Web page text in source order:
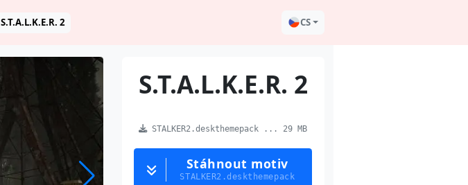
S.T.A.L.K.E.R. 2 CS
S.T.A.L.K.E.R. 2
STALKER2.deskthemepack ... 29 MB
Stáhnout motiv
STALKER2.deskthemepack